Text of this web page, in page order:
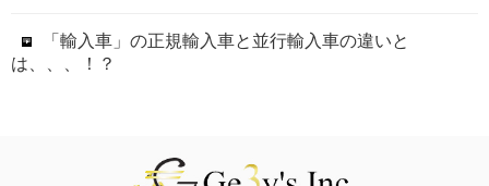
「輸入車」の正規輸入車と並行輸入車の違いと
は、、、！？